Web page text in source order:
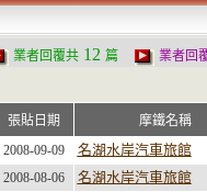
業者回覆共12 篇
業者回
張貼日期
摩鐵名稱
2008-09-09 名湖水岸汽車旅館
2008-08-06 名湖水岸汽車旅館